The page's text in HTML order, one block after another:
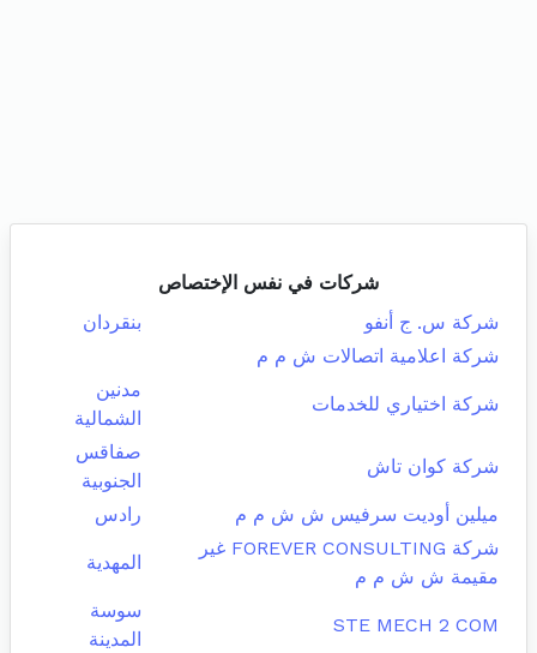
شركات في نفس الإختصاص
شركة س. ج أنفو
بنقردان
شركة اعلامية اتصالات ش م م
شركة اختياري للخدمات
مدنين
الشمالية
شركة كوان تاش
صفاقس
الجنوبية
ميلين أوديت سرفيس ش ش م م
رادس
شركة FOREVER CONSULTING غير
مقيمة ش ش م م
المهدية
STE MECH 2 COM
سوسة
المدينة